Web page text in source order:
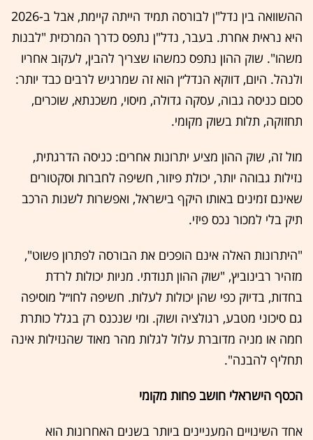
ההשוואה בין נדל"ן לבורסה תמיד הייתה קיימת, אבל ב-2026
היא נראית אחרת. בעבר, נדל"ן נתפס כדרך המרכזית "לבנות
משהו". שוק ההון נתפס כמשהו שצריך להבין, לעקוב אחריו
ולנהל. היום, דווקא הנדל״ן הוא זה שמרגיש לרבים כבד יותר:
סכום כניסה גבוה, עסקה גדולה, מיסוי, משכנתא, שוכרים,
תחזוקה, תלות בשוק מקומי.
מול זה, שוק ההון מציע יתרונות אחרים: כניסה הדרגתית,
נזילות גבוהה יותר, יכולת פיזור, חשיפה לחברות וסקטורים
שאינם זמינים באותו היקף בישראל, ואפשרות לשנות הרכב
תיק בלי למכור נכס פיזי.
"היתרונות האלה אינם הופכים את הבורסה לפתרון פשוט",
מזהיר רבינוביץ, "שוק ההון תנודתי. מניות יכולות לרדת
בחדות, בדיוק כפי שהן יכולות לעלות. חשיפה לחו״ל מוסיפה
גם סיכוני מטבע, רגולציה ושוק. ומי שנכנס רק בגלל כותרת
חמה או מניה מדוברת עלול לגלות מהר מאוד שהנזילות אינה
תחליף להבנה".
הכסף הישראלי חושב פחות מקומי
אחד השינויים המעניינים ביותר בשנים האחרונות הוא